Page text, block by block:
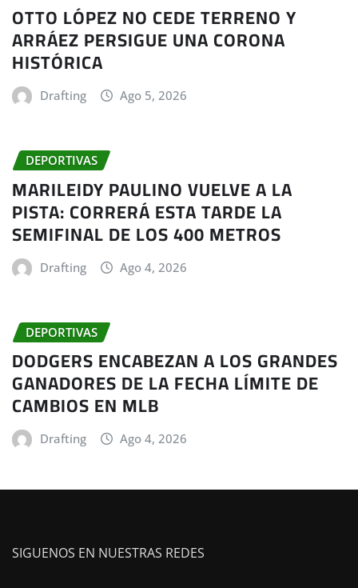
OTTO LÓPEZ NO CEDE TERRENO Y
ARRÁEZ PERSIGUE UNA CORONA
HISTÓRICA
Drafting Ago 5, 2026
DEPORTIVAS
MARILEIDY PAULINO VUELVE A LA
PISTA: CORRERÁ ESTA TARDE LA
SEMIFINAL DE LOS 400 METROS
Drafting Ago 4, 2026
DEPORTIVAS
DODGERS ENCABEZAN A LOS GRANDES
GANADORES DE LA FECHA LÍMITE DE
CAMBIOS EN MLB
Drafting Ago 4, 2026
SIGUENOS EN NUESTRAS REDES